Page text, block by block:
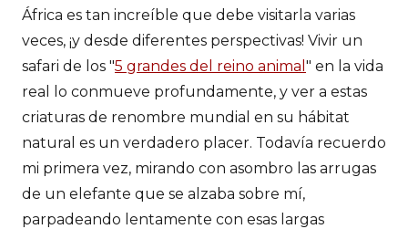
África es tan increíble que debe visitarla varias
veces, ¡y desde diferentes perspectivas! Vivir un
safari de los "5 grandes del reino animal " en la vida
real lo conmueve profundamente, y ver a estas
criaturas de renombre mundial en su hábitat
natural es un verdadero placer. Todavía recuerdo
mi primera vez, mirando con asombro las arrugas
de un elefante que se alzaba sobre mí,
parpadeando lentamente con esas largas